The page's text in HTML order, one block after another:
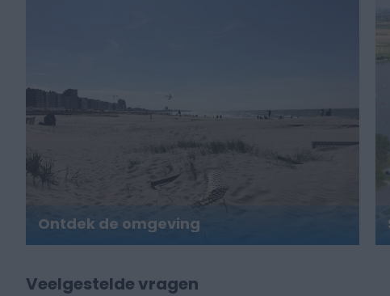
Ontdek de omgeving
Veelgestelde vragen